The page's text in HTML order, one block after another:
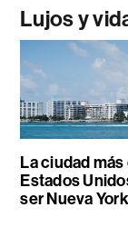
Lujos y
La ciudad más
Estados
ser Nueva York